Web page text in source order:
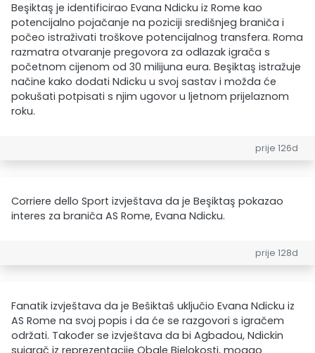
Beşiktaş je identificirao Evana Ndicku iz Rome kao
potencijalno pojačanje na poziciji središnjeg braniča i
počeo istraživati troškove potencijalnog transfera. Roma
razmatra otvaranje pregovora za odlazak igrača s
početnom cijenom od 30 milijuna eura. Beşiktaş istražuje
načine kako dodati Ndicku u svoj sastav i možda će
pokušati potpisati s njim ugovor u ljetnom prijelaznom
roku.
prije 126d
Corriere dello Sport izvještava da je Beşiktaş pokazao
interes za braniča AS Rome, Evana Ndicku.
prije 128d
Fanatik izvještava da je Bešiktaš uključio Evana Ndicku iz
AS Rome na svoj popis i da će se razgovori s igračem
održati. Također se izvještava da bi Agbadou, Ndickin
suigrač iz reprezentacije Obale Bjelokosti, mogao